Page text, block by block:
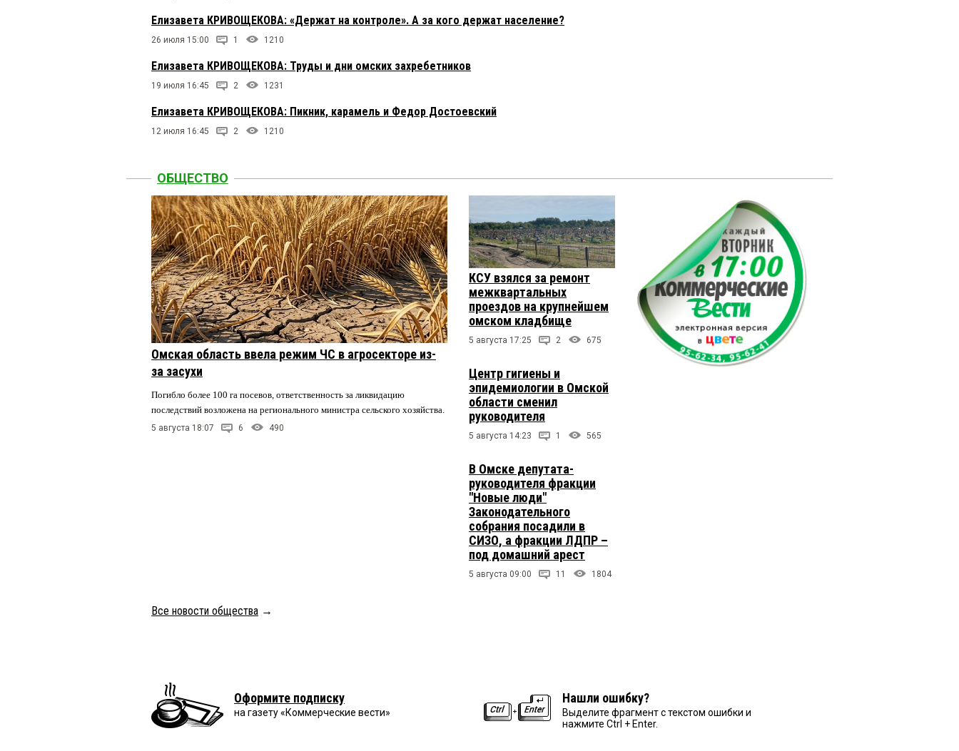
Елизавета КРИВОЩЕКОВА: «Держат на контроле». А за кого держат население?
26 июля 15:00 1 1210
Елизавета КРИВОЩЕКОВА: Труды и дни омских захребетников
19 июля 16:45 2 1231
Елизавета КРИВОЩЕКОВА: Пикник, карамель и Федор Достоевский
12 июля 16:45 2 1210
ОБЩЕСТВО
Омская область ввела режим ЧС в агросекторе из-
за засухи
Погибло более 100 га посевов, ответственность за ликвидацию
последствий возложена на регионального министра сельского хозяйства.
5 августа 18:07 6 490
КСУ взялся за ремонт
межквартальных
проездов на крупнейшем
омском кладбище
5 августа 17:25 2 675
Центр гигиены и
эпидемиологии в Омской
области сменил
руководителя
5 августа 14:23 1 565
В Омске депутата-
руководителя фракции
"Новые люди"
Законодательного
собрания посадили в
СИЗО, а фракции ЛДПР –
под домашний арест
5 августа 09:00 11 1804
Все новости общества →
Оформите подписку
на газету «Коммерческие вести»
Нашли ошибку?
Выделите фрагмент с текстом ошибки и
нажмите Ctrl + Enter.